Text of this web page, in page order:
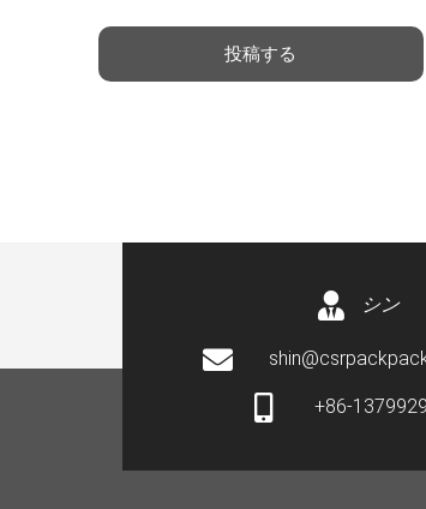
投稿する
シン
+86-